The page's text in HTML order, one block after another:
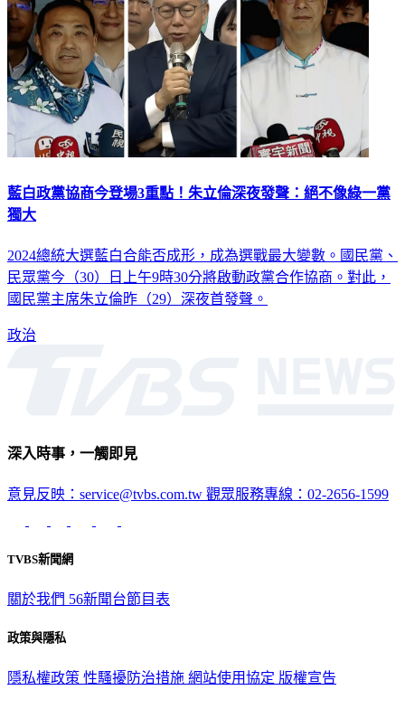
藍白政黨協商今登場3重點！朱立倫深夜發聲：絕不像綠一黨
獨大
2024總統大選藍白合能否成形，成為選戰最大變數。國民黨、
民眾黨今（30）日上午9時30分將啟動政黨合作協商。對此，
國民黨主席朱立倫昨（29）深夜首發聲。
政治
深入時事，一觸即見
意見反映：service@tvbs.com.tw 觀眾服務專線：02-2656-1599
TVBS新聞網
關於我們 56新聞台節目表
政策與隱私
隱私權政策 性騷擾防治措施 網站使用協定 版權宣告